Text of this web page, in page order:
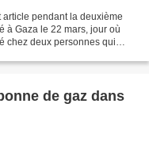
article pendant la deuxième
à Gaza le 22 mars, jour où
chez deux personnes qui
de gaz dans